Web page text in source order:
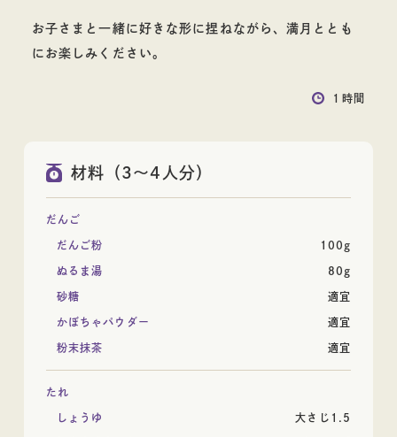
お子さまと一緒に好きな形に捏ねながら、満月ととも
にお楽しみください。
１時間
材料（3～4人分）
だんご
だんご粉 100g
ぬるま湯 80g
砂糖 適宜
かぼちゃパウダー 適宜
粉末抹茶 適宜
たれ
しょうゆ 大さじ1.5